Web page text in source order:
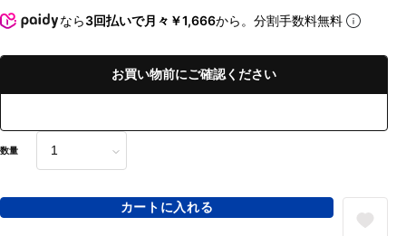
なら3回払いで月々￥1,666から。分割手数料無料
お買い物前にご確認ください
数量
カートに入れる